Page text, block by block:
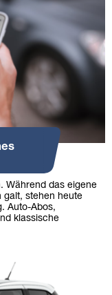
Während das eigene
galt, stehen heute
Auto-Abos,
klassische